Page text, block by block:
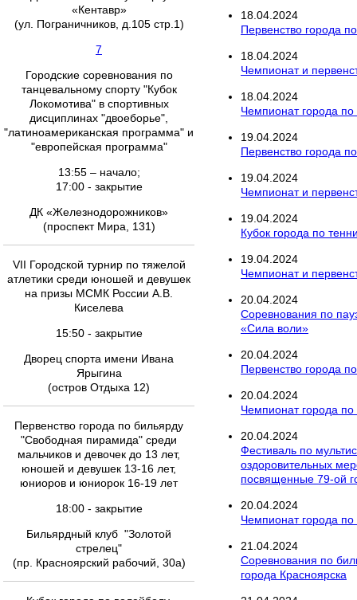
«Кентавр»
(ул. Пограничников, д.105 стр.1)
7
Городские соревнования по
танцевальному спорту "Кубок
Локомотива" в спортивных
дисциплинах "двоеборье",
"латиноамериканская программа" и
"европейская программа"
13:55 – начало;
17:00 - закрытие
ДК «Железнодорожников»
(проспект Мира, 131)
VII Городской турнир по тяжелой
атлетики среди юношей и девушек
на призы МСМК России А.В.
Киселева
15:50 - закрытие
Дворец спорта имени Ивана
Ярыгина
(остров Отдыха 12)
Первенство города по бильярду
"Свободная пирамида" среди
мальчиков и девочек до 13 лет,
юношей и девушек 13-16 лет,
юниоров и юниорок 16-19 лет
18:00 - закрытие
Бильярдный клуб "Золотой
стрелец"
(пр. Красноярский рабочий, 30а)
18.04.2024
Первенство города
18.04.2024
Чемпионат и
18.04.2024
Чемпионат города
19.04.2024
Первенство города
19.04.2024
Чемпионат и
19.04.2024
Кубок города по
19.04.2024
Чемпионат и
20.04.2024
Соревнования по
«Сила воли»
20.04.2024
Первенство города
20.04.2024
Чемпионат города
20.04.2024
Фестиваль по
оздоровительных
посвященные 79-ой
20.04.2024
Чемпионат города
21.04.2024
Соревнования по
города Красноярска